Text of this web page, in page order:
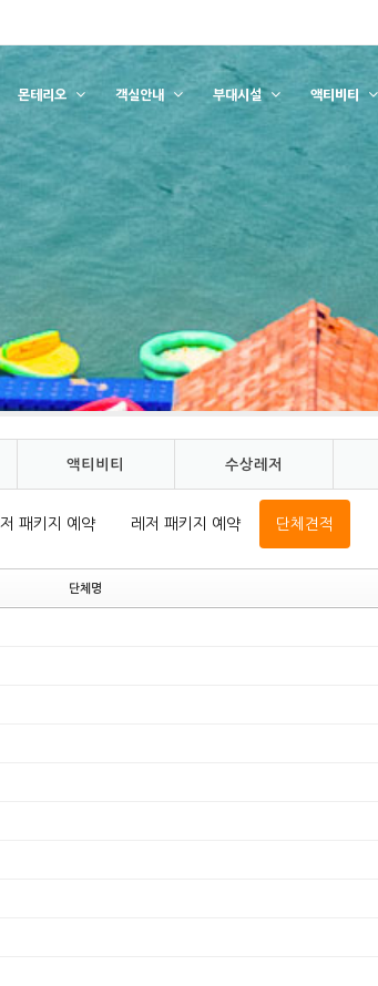
몬테리오 객실안내 부대시설 액티비티
액티비티 수상레저
패키지 예약 레저 패키지 예약 단체견적
단체명